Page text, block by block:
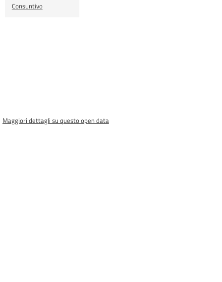
Consuntivo
Maggiori dettagli su questo open data